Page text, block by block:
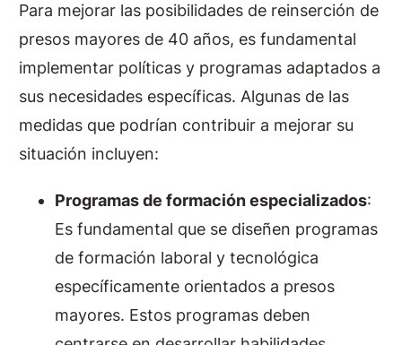
Para mejorar las posibilidades de reinserción de
presos mayores de 40 años, es fundamental
implementar políticas y programas adaptados a
sus necesidades específicas. Algunas de las
medidas que podrían contribuir a mejorar su
situación incluyen:
Programas de formación especializados:
Es fundamental que se diseñen programas
de formación laboral y tecnológica
específicamente orientados a presos
mayores. Estos programas deben